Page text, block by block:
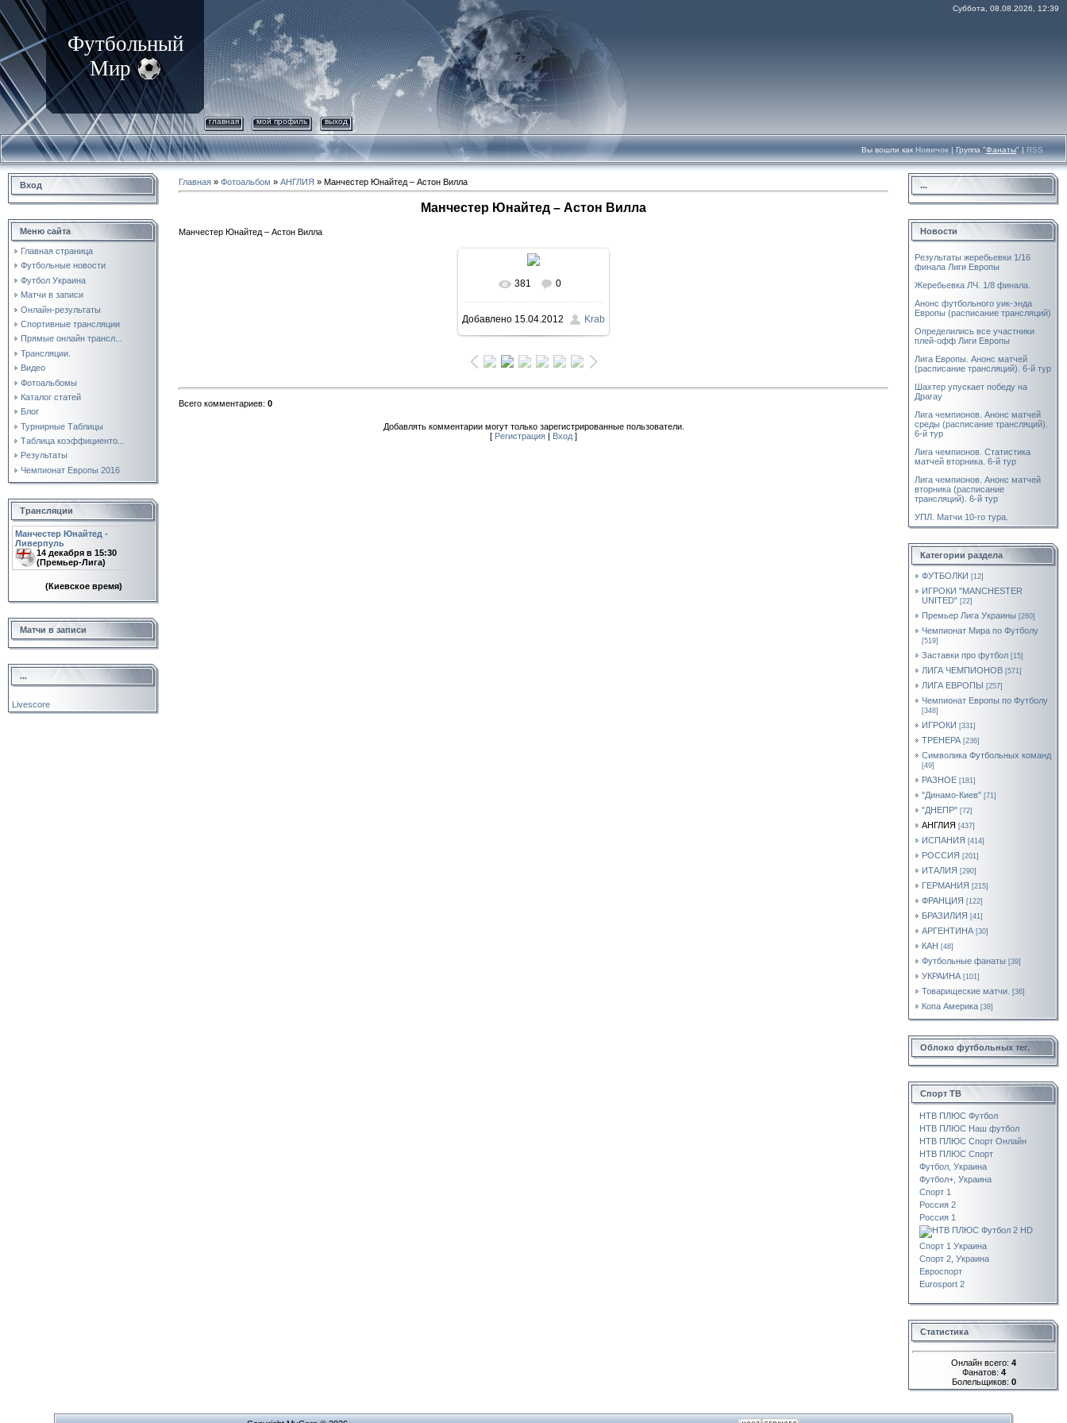
Футбольный
Мир
Суббота, 08.08.2026, 12:39
главная мой профиль выход
Вы вошли как Новичок | Группа "Фанаты" | RSS
Вход
Меню сайта
Главная страница
Футбольные новости
Футбол Украина
Матчи в записи
Онлайн-результаты
Спортивные трансляции
Прямые онлайн трансл...
Трансляции.
Видео
Фотоальбомы
Каталог статей
Блог
Турнирные Таблицы
Таблица коэффициенто...
Результаты
Чемпионат Европы 2016
Трансляции
Манчестер Юнайтед -
Ливерпуль
14 декабря в 15:30
(Премьер-Лига)
(Киевское время)
Матчи в записи
...
Livescore
Главная » Фотоальбом » АНГЛИЯ » Манчестер Юнайтед – Астон Вилла
Манчестер Юнайтед – Астон Вилла
Манчестер Юнайтед – Астон Вилла
381 0
Добавлено 15.04.2012 Krab
Всего комментариев: 0
Добавлять комментарии могут только зарегистрированные пользователи.
[ Регистрация Вход]
...
Новости
Результаты жеребьевки 1/16
финала Лиги Европы
Жеребьевка ЛЧ. 1/8 финала.
Анонс футбольного уик-энда
Европы (расписание трансляций)
Определились все участники
плей-офф Лиги Европы
Лига Европы. Анонс матчей
(расписание трансляций). 6-й тур
Шахтер упускает победу на
Драгау
Лига чемпионов. Анонс матчей
среды (расписание трансляций).
6-й тур
Лига чемпионов. Статистика
матчей вторника. 6-й тур
Лига чемпионов. Анонс матчей
вторника (расписание
трансляций). 6-й тур
УПЛ. Матчи 10-го тура.
Категории раздела
ФУТБОЛКИ [12]
ИГРОКИ "MANCHESTER
UNITED" [22]
Премьер Лига Украины [260]
Чемпионат Мира по Футболу
[519]
Заставки про футбол [15]
ЛИГА ЧЕМПИОНОВ [571]
ЛИГА ЕВРОПЫ [257]
Чемпионат Европы по Футболу
[348]
ИГРОКИ [331]
ТРЕНЕРА [236]
Символика Футбольных команд
[49]
РАЗНОЕ [181]
"Динамо-Киев" [71]
"ДНЕПР" [72]
АНГЛИЯ [437]
ИСПАНИЯ [414]
РОССИЯ [201]
ИТАЛИЯ [290]
ГЕРМАНИЯ [215]
ФРАНЦИЯ [122]
БРАЗИЛИЯ [41]
АРГЕНТИНА [30]
КАН [48]
Футбольные фанаты [39]
УКРАИНА [101]
Товарищеские матчи. [36]
Копа Америка [38]
Облоко футбольных тег.
Спорт ТВ
НТВ ПЛЮС Футбол
НТВ ПЛЮС Наш футбол
НТВ ПЛЮС Спорт Онлайн
НТВ ПЛЮС Спорт
Футбол, Украина
Футбол+, Украина
Спорт 1
Россия 2
Россия 1
НТВ ПЛЮС Футбол 2 HD
Спорт 1 Украина
Спорт 2, Украина
Евроспорт
Eurosport 2
Статистика
Онлайн всего: 4
Фанатов: 4
Болельщиков: 0